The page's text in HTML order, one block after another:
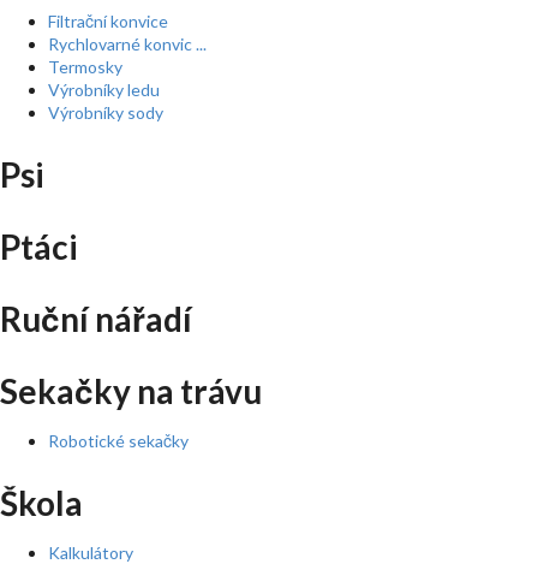
Filtrační konvice
Rychlovarné konvic ...
Termosky
Výrobníky ledu
Výrobníky sody
Psi
Ptáci
Ruční nářadí
Sekačky na trávu
Robotické sekačky
Škola
Kalkulátory